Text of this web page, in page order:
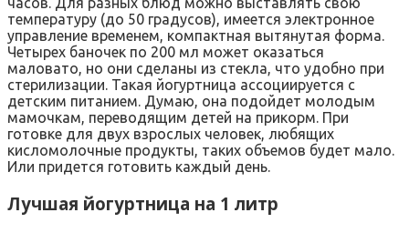
температуру (до 50 градусов), имеется электронное
управление временем, компактная вытянутая форма.
Четырех баночек по 200 мл может оказаться
маловато, но они сделаны из стекла, что удобно при
стерилизации. Такая йогуртница ассоциируется с
детским питанием. Думаю, она подойдет молодым
мамочкам, переводящим детей на прикорм. При
готовке для двух взрослых человек, любящих
кисломолочные продукты, таких объемов будет мало.
Или придется готовить каждый день.
Лучшая йогуртница на 1 литр